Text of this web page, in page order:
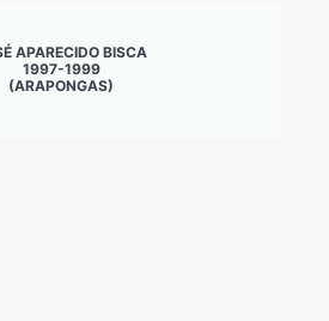
APARECIDO BISCA
1997-1999
(ARAPONGAS)